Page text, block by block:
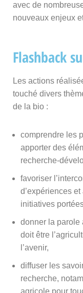
avec de
nouveaux enjeux
Flashback
Les actions
touché divers
de la bio :
comprendre les
apporter des
recherche-
favoriser
d’expériences
initiatives
donner la parole
doit être
l’avenir,
diffuser les
recherche,